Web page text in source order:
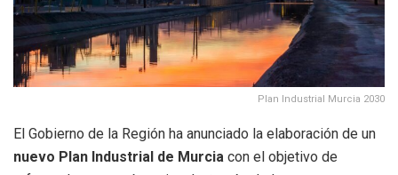
Plan Industrial Murcia 2030
El Gobierno de la Región ha anunciado la elaboración de un
nuevo Plan Industrial de Murcia con el objetivo de